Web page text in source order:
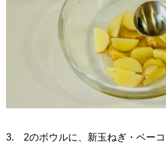
3. 2のボウルに、新玉ねぎ・ベーコ